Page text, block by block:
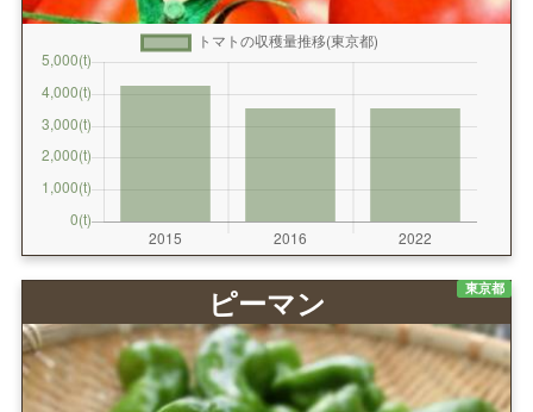
東京都
ピーマン